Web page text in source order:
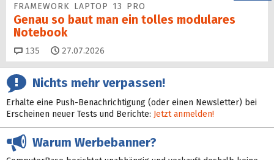
FRAMEWORK LAPTOP 13 PRO
Genau so baut man ein tolles modulares
Notebook
135 Kommentare
27.07.2026
Nichts mehr verpassen!
Erhalte eine Push-Benachrichtigung (oder einen Newsletter) bei
Erscheinen neuer Tests und Berichte: Jetzt anmelden!
Warum Werbebanner?